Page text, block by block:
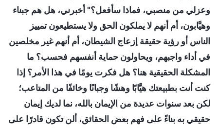
وعزلي من منصبي، فماذا سأفعل؟" أخبرني، هل هم جبناء
وهيَّابون، أم أنهم لا يملكون الحق ولا يستطيعون تمييز
الناس أو رؤية حقيقة إزعاج الشيطان، أم أنهم غير مخلصين
في أداء واجبهم، ويحاولون حماية أنفسهم فحسب؟ ما
المشكلة الحقيقية هنا؟ هل فكرت يومًا في هذا الأمر؟ إذا
كنت أنت بطبيعتك هيَّابًا وهشًا وجبانًا وخائفًا من المتاعب؛
لكن بعد سنوات عديدة من الإيمان بالله، نما لديك إيمان
حقيقي به بناءً على فهم بعض الحقائق، ألن تكون قادرًا على